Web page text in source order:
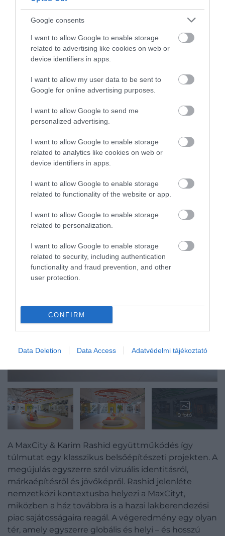
Google consents
I want to allow Google to enable storage
related to advertising like cookies on web or
device identifiers in apps.
I want to allow my user data to be sent to
Google for online advertising purposes.
I want to allow Google to send me
personalized advertising.
I want to allow Google to enable storage
related to analytics like cookies on web or
device identifiers in apps.
I want to allow Google to enable storage
related to functionality of the website or app.
I want to allow Google to enable storage
related to personalization.
I want to allow Google to enable storage
related to security, including authentication
functionality and fraud prevention, and other
user protection.
CONFIRM
Data Deletion Data Access Adatvédelmi tájékoztató
TARTÓZKODTUNK
– emeli ki Kovács Zsófia. Ha egy megoldásnál
finomításra volt szükség, a tervezői csapat rövid
Karim nem csupán az egyes elemeket, hanem a
teljes térélményt rendszerként kezelte. A színek,
formák és világítás egymásra épülnek,
intuitív tájékozódást.
áthaladási pont legyen, hanem olyan
környezet, ahol a látogatók szívesen
időznek, és ahol a dizájn aktív szerepet
játszik az élményben.
9 fotó
A MaxCity & Karim Rashid együttműködés így
túlmutat egy klasszikus belsőépítészeti projekten. A
megújulás egyszerre szól vizuális identitásról,
márkaépítésről és jövőképről. Rashid jelenléte
nemzetközi kontextusba helyezi a MaxCityt,
miközben a ház továbbra is a hazai lakberendezési
piac sajátosságaira reagál. A végeredmény egy olyan
tér, amely egyszerre globális és helyi – és hosszú